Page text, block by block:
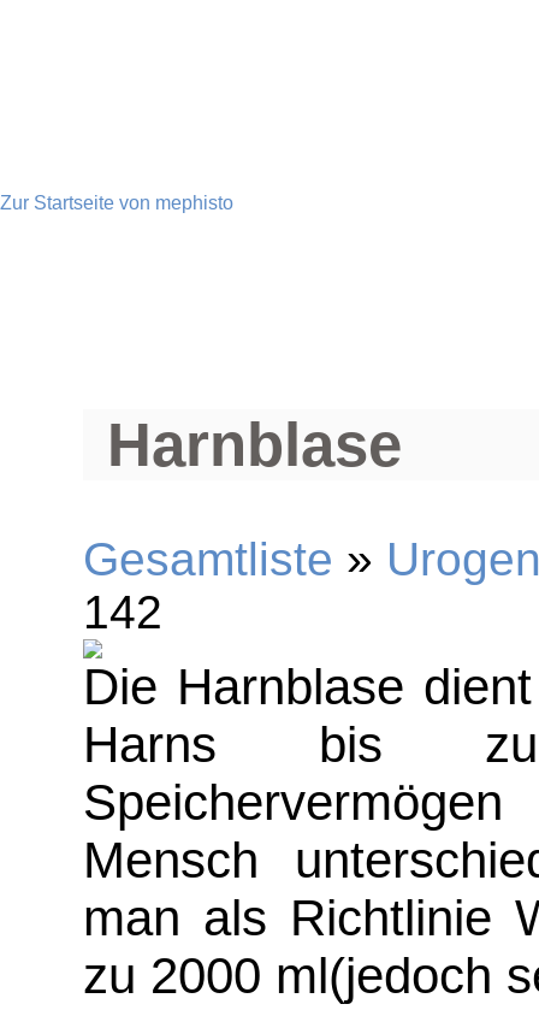
Zur Startseite von mephisto
Harnblase
Gesamtliste »
142
Die Harnblase
Harns bis
Mensch
man als Richtlinie
zu 2000 ml(jedoch